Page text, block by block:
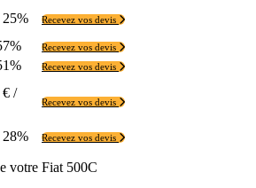
25% Recevez vos devis
Recevez vos devis
Recevez vos devis
€ /
Recevez vos devis
28% Recevez vos devis
votre Fiat 500C